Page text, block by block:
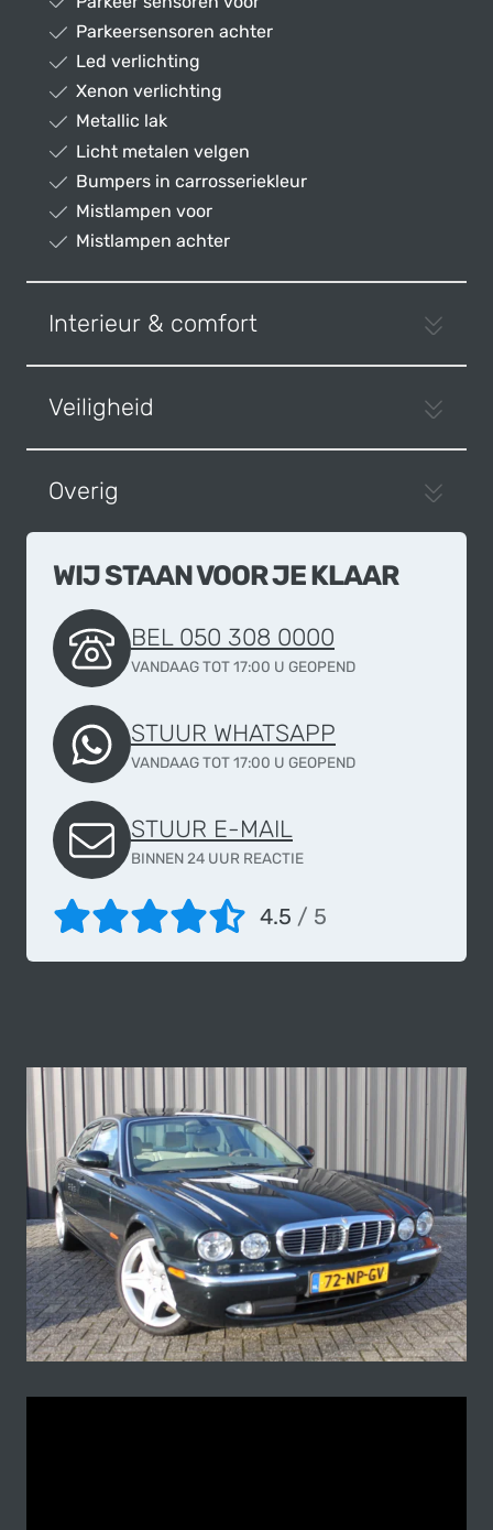
Parkeersensoren achter
Led verlichting
Xenon verlichting
Metallic lak
Licht metalen velgen
Bumpers in carrosseriekleur
Mistlampen voor
Mistlampen achter
Interieur & comfort
Veiligheid
Overig
WIJ STAAN VOOR JE KLAAR
BEL 050 308 0000
VANDAAG TOT 17:00 U GEOPEND
STUUR WHATSAPP
VANDAAG TOT 17:00 U GEOPEND
STUUR E-MAIL
BINNEN 24 UUR REACTIE
4.5 / 5